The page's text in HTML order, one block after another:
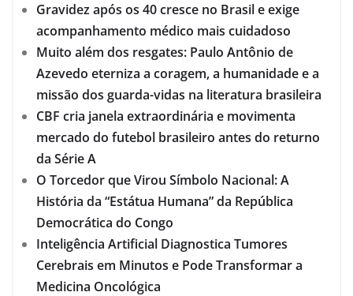
Gravidez após os 40 cresce no Brasil e exige
acompanhamento médico mais cuidadoso
Muito além dos resgates: Paulo Antônio de
Azevedo eterniza a coragem, a humanidade e a
missão dos guarda-vidas na literatura brasileira
CBF cria janela extraordinária e movimenta
mercado do futebol brasileiro antes do returno
da Série A
O Torcedor que Virou Símbolo Nacional: A
História da “Estátua Humana” da República
Democrática do Congo
Inteligência Artificial Diagnostica Tumores
Cerebrais em Minutos e Pode Transformar a
Medicina Oncológica